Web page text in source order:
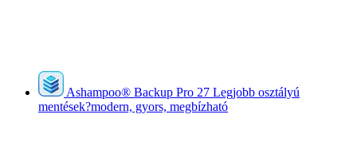
Ashampoo® Backup Pro 27 Legjobb osztályú
mentések?modern, gyors, megbízható